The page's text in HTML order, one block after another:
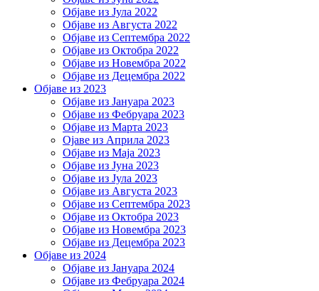
Објаве из Јула 2022
Објаве из Августа 2022
Објаве из Септембра 2022
Објаве из Октобра 2022
Објаве из Новембра 2022
Објаве из Децембра 2022
Објаве из 2023
Објаве из Јануара 2023
Објаве из Фебруара 2023
Објаве из Марта 2023
Ојаве из Априла 2023
Објаве из Маја 2023
Објаве из Јуна 2023
Објаве из Јула 2023
Објаве из Августа 2023
Објаве из Септембра 2023
Објаве из Октобра 2023
Објаве из Новембра 2023
Објаве из Децембра 2023
Објаве из 2024
Објаве из Јануара 2024
Објаве из Фебруара 2024